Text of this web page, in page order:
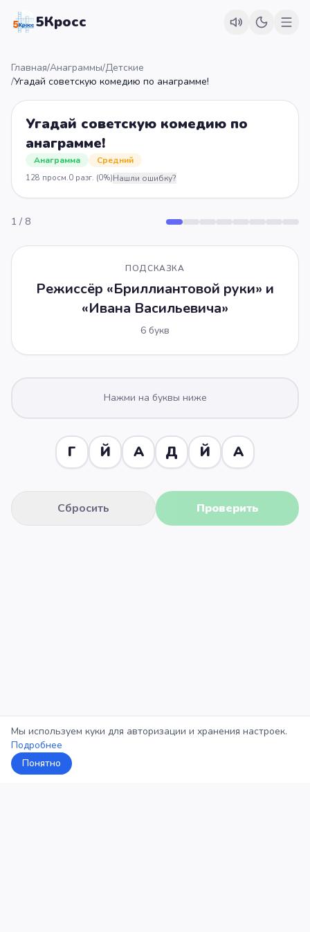
5Кросс
Главная/Анаграммы/Детские
/Угадай советскую комедию по анаграмме!
Угадай советскую комедию по
анаграмме!
Анаграмма Средний
128 просм.0 разг. (0%)Нашли ошибку?
1 / 8
ПОДСКАЗКА
Режиссёр «Бриллиантовой руки» и
«Ивана Васильевича»
6 букв
Нажми на буквы ниже
Г Й А Д Й А
Сбросить Проверить
Мы используем куки для авторизации и хранения настроек.
Подробнее
Понятно